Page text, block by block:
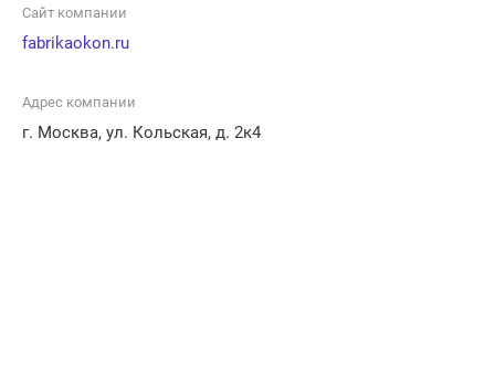
Сайт компании
fabrikaokon.ru
Адрес компании
г. Москва, ул. Кольская, д. 2к4